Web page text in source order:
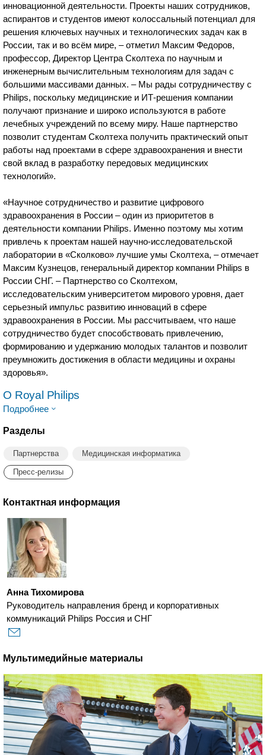
инновационной деятельности. Проекты наших сотрудников,
аспирантов и студентов имеют колоссальный потенциал для
решения ключевых научных и технологических задач как в
России, так и во всём мире, – отметил Максим Федоров,
профессор, Директор Центра Сколтеха по научным и
инженерным вычислительным технологиям для задач с
большими массивами данных. – Мы рады сотрудничеству с
Philips, поскольку медицинские и ИТ-решения компании
получают признание и широко используются в работе
лечебных учреждений по всему миру. Наше партнерство
позволит студентам Сколтеха получить практический опыт
работы над проектами в сфере здравоохранения и внести
свой вклад в разработку передовых медицинских
технологий».
«Научное сотрудничество и развитие цифрового
здравоохранения в России – один из приоритетов в
деятельности компании Philips. Именно поэтому мы хотим
привлечь к проектам нашей научно-исследовательской
лаборатории в «Сколково» лучшие умы Сколтеха, – отмечает
Максим Кузнецов, генеральный директор компании Philips в
России СНГ. – Партнерство со Сколтехом,
исследовательским университетом мирового уровня, дает
серьезный импульс развитию инноваций в сфере
здравоохранения в России. Мы рассчитываем, что наше
сотрудничество будет способствовать привлечению,
формированию и удержанию молодых талантов и позволит
преумножить достижения в области медицины и охраны
здоровья».
O Royal Philips
Подробнее
Разделы
Партнерства Медицинская информатика
Пресс-релизы
Контактная информация
Анна Тихомирова
Руководитель направления бренд и корпоративных
коммуникаций Philips Россия и СНГ
Мультимедийные материалы